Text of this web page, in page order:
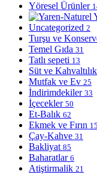
Yöresel Ürünler
Uncategorized 2
Turşu ve
Temel Gıda 31
Tatlı sepeti 13
Süt ve Kahvaltılık
Mutfak ve Ev 25
İndirimdekiler 33
İçecekler 50
Et-Balık 62
Ekmek ve Fırın 15
Çay-Kahve 31
Bakliyat 85
Baharatlar 6
Atiştirmalik 21